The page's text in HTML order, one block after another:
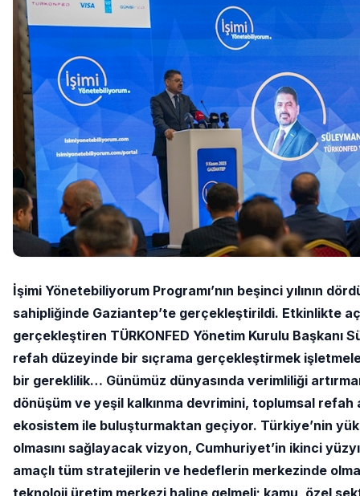
İşimi Yönetebiliyorum Programı’nın beşinci yılının
sahipliğinde Gaziantep’te gerçekleştirildi. Etkinlikte
gerçekleştiren TÜRKONFED Yönetim Kurulu Başkanı
refah düzeyinde bir sıçrama gerçekleştirmek
bir gereklilik… Günümüz dünyasında verimliliği
dönüşüm ve yeşil kalkınma devrimini, toplumsal refah
ekosistem ile buluşturmaktan geçiyor. Türkiye’nin
olmasını sağlayacak vizyon, Cumhuriyet’in ikinci
amaçlı tüm stratejilerin ve hedeflerin merkezinde